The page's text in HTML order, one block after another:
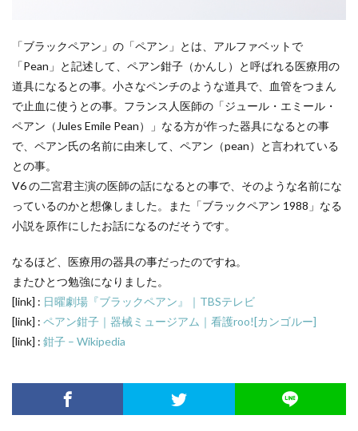
「ブラックペアン」の「ペアン」とは、アルファベットで
「Pean」と記述して、ペアン鉗子（かんし）と呼ばれる医療用の
道具になるとの事。小さなペンチのような道具で、血管をつまん
で止血に使うとの事。フランス人医師の「ジュール・エミール・
ペアン（Jules Emile Pean）」なる方が作った器具になるとの事
で、ペアン氏の名前に由来して、ペアン（pean）と言われている
との事。
V6 の二宮君主演の医師の話になるとの事で、そのような名前にな
っているのかと想像しました。また「ブラックペアン 1988」なる
小説を原作にしたお話になるのだそうです。
なるほど、医療用の器具の事だったのですね。
またひとつ勉強になりました。
[link] : 日曜劇場『ブラックペアン』｜TBSテレビ
[link] : ペアン鉗子｜器械ミュージアム｜看護roo![カンゴルー]
[link] : 鉗子 – Wikipedia